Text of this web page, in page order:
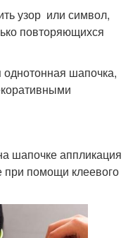
узор или символ,
повторяющихся
однотонная шапочка,
шапочке аппликация
при помощи клеевого